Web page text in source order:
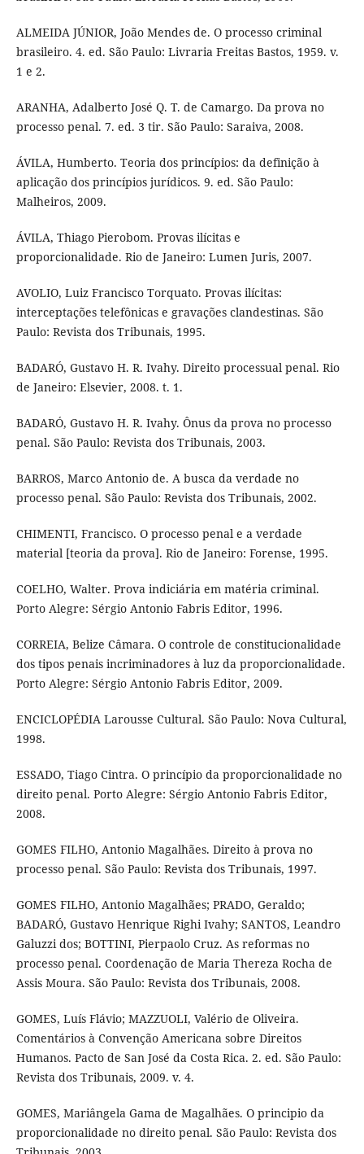
ALMEIDA JÚNIOR, João Mendes de. O processo criminal
brasileiro. 4. ed. São Paulo: Livraria Freitas Bastos, 1959. v.
1 e 2.
ARANHA, Adalberto José Q. T. de Camargo. Da prova no
processo penal. 7. ed. 3 tir. São Paulo: Saraiva, 2008.
ÁVILA, Humberto. Teoria dos princípios: da definição à
aplicação dos princípios jurídicos. 9. ed. São Paulo:
Malheiros, 2009.
ÁVILA, Thiago Pierobom. Provas ilícitas e
proporcionalidade. Rio de Janeiro: Lumen Juris, 2007.
AVOLIO, Luiz Francisco Torquato. Provas ilícitas:
interceptações telefônicas e gravações clandestinas. São
Paulo: Revista dos Tribunais, 1995.
BADARÓ, Gustavo H. R. Ivahy. Direito processual penal. Rio
de Janeiro: Elsevier, 2008. t. 1.
BADARÓ, Gustavo H. R. Ivahy. Ônus da prova no processo
penal. São Paulo: Revista dos Tribunais, 2003.
BARROS, Marco Antonio de. A busca da verdade no
processo penal. São Paulo: Revista dos Tribunais, 2002.
CHIMENTI, Francisco. O processo penal e a verdade
material [teoria da prova]. Rio de Janeiro: Forense, 1995.
COELHO, Walter. Prova indiciária em matéria criminal.
Porto Alegre: Sérgio Antonio Fabris Editor, 1996.
CORREIA, Belize Câmara. O controle de constitucionalidade
dos tipos penais incriminadores à luz da proporcionalidade.
Porto Alegre: Sérgio Antonio Fabris Editor, 2009.
ENCICLOPÉDIA Larousse Cultural. São Paulo: Nova Cultural,
1998.
ESSADO, Tiago Cintra. O princípio da proporcionalidade no
direito penal. Porto Alegre: Sérgio Antonio Fabris Editor,
2008.
GOMES FILHO, Antonio Magalhães. Direito à prova no
processo penal. São Paulo: Revista dos Tribunais, 1997.
GOMES FILHO, Antonio Magalhães; PRADO, Geraldo;
BADARÓ, Gustavo Henrique Righi Ivahy; SANTOS, Leandro
Galuzzi dos; BOTTINI, Pierpaolo Cruz. As reformas no
processo penal. Coordenação de Maria Thereza Rocha de
Assis Moura. São Paulo: Revista dos Tribunais, 2008.
GOMES, Luís Flávio; MAZZUOLI, Valério de Oliveira.
Comentários à Convenção Americana sobre Direitos
Humanos. Pacto de San José da Costa Rica. 2. ed. São Paulo:
Revista dos Tribunais, 2009. v. 4.
GOMES, Mariângela Gama de Magalhães. O principio da
proporcionalidade no direito penal. São Paulo: Revista dos